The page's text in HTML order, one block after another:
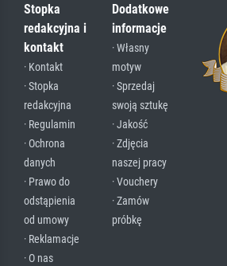
Stopka
redakcyjna i
kontakt
· Kontakt
· Stopka
redakcyjna
· Regulamin
· Ochrona
danych
· Prawo do
odstąpienia
od umowy
· Reklamacje
· O nas
Dodatkowe
informacje
· Własny
motyw
· Sprzedaj
swoją sztukę
· Jakość
· Zdjęcia
naszej pracy
· Vouchery
· Zamów
próbkę